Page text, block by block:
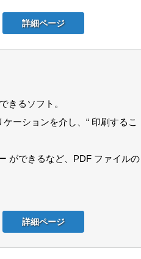
詳細ページ
きるソフト。
ーションを介し、“ 印刷するこ
ができるなど、PDF ファイルの
詳細ページ